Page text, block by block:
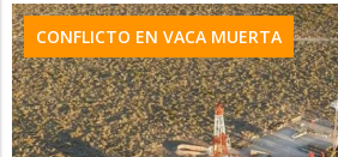
CONFLICTO EN VACA MUERTA